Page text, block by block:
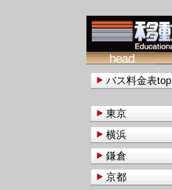
バス料金表top
東京
横浜
鎌倉
京都